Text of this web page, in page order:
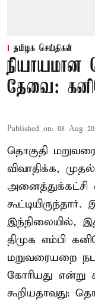
தமிழக செய்திகள்
நியாயமான
தேவை:
Published on: 08 Aug
தொகுதி
விவாதிக்க,
அனைத்துக்கட்சி
இந்நிலையில்,
திமுக எம்பி
மறுவரையறை
கோரியது என்று
கூறியதாவது: